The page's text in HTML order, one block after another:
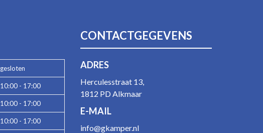
gesloten
10:00 - 17:00
10:00 - 17:00
10:00 - 17:00
CONTACTGEGEVENS
ADRES
Herculesstraat 13,
1812 PD Alkmaar
E-MAIL
info@gkamper.nl